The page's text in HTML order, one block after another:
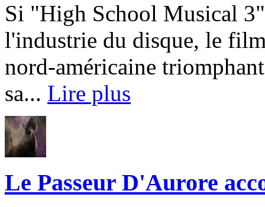
Si "High School Musical
l'industrie du disque, le
nord-américaine
sa... Lire plus
Le Passeur D'Aurore